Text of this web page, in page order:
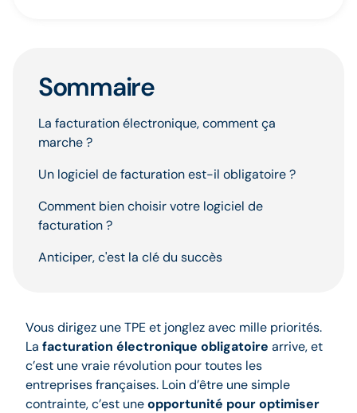
Sommaire
La facturation électronique, comment ça
marche ?
Un logiciel de facturation est-il obligatoire ?
Comment bien choisir votre logiciel de
facturation ?
Anticiper, c'est la clé du succès
Vous dirigez une TPE et jonglez avec mille priorités.
La facturation électronique obligatoire arrive, et
c’est une vraie révolution pour toutes les
entreprises françaises. Loin d’être une simple
contrainte, c’est uneopportunité pour optimiser